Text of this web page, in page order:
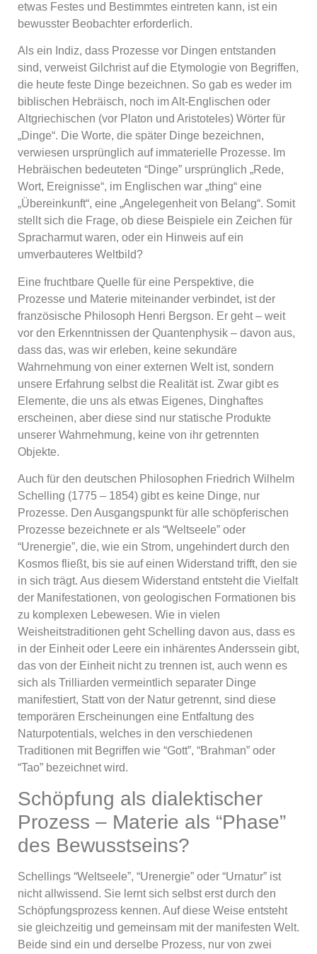
etwas Festes und Bestimmtes eintreten kann, ist ein
bewusster Beobachter erforderlich.
Als ein Indiz, dass Prozesse vor Dingen entstanden
sind, verweist Gilchrist auf die Etymologie von Begriffen,
die heute feste Dinge bezeichnen. So gab es weder im
biblischen Hebräisch, noch im Alt-Englischen oder
Altgriechischen (vor Platon und Aristoteles) Wörter für
„Dinge“. Die Worte, die später Dinge bezeichnen,
verwiesen ursprünglich auf immaterielle Prozesse. Im
Hebräischen bedeuteten “Dinge” ursprünglich „Rede,
Wort, Ereignisse“, im Englischen war „thing“ eine
„Übereinkunft“, eine „Angelegenheit von Belang“. Somit
stellt sich die Frage, ob diese Beispiele ein Zeichen für
Spracharmut waren, oder ein Hinweis auf ein
umverbauteres Weltbild?
Eine fruchtbare Quelle für eine Perspektive, die
Prozesse und Materie miteinander verbindet, ist der
französische Philosoph Henri Bergson. Er geht – weit
vor den Erkenntnissen der Quantenphysik – davon aus,
dass das, was wir erleben, keine sekundäre
Wahrnehmung von einer externen Welt ist, sondern
unsere Erfahrung selbst die Realität ist. Zwar gibt es
Elemente, die uns als etwas Eigenes, Dinghaftes
erscheinen, aber diese sind nur statische Produkte
unserer Wahrnehmung, keine von ihr getrennten
Objekte.
Auch für den deutschen Philosophen Friedrich Wilhelm
Schelling (1775 – 1854) gibt es keine Dinge, nur
Prozesse. Den Ausgangspunkt für alle schöpferischen
Prozesse bezeichnete er als “Weltseele” oder
“Urenergie”, die, wie ein Strom, ungehindert durch den
Kosmos fließt, bis sie auf einen Widerstand trifft, den sie
in sich trägt. Aus diesem Widerstand entsteht die Vielfalt
der Manifestationen, von geologischen Formationen bis
zu komplexen Lebewesen. Wie in vielen
Weisheitstraditionen geht Schelling davon aus, dass es
in der Einheit oder Leere ein inhärentes Anderssein gibt,
das von der Einheit nicht zu trennen ist, auch wenn es
sich als Trilliarden vermeintlich separater Dinge
manifestiert, Statt von der Natur getrennt, sind diese
temporären Erscheinungen eine Entfaltung des
Naturpotentials, welches in den verschiedenen
Traditionen mit Begriffen wie “Gott”, “Brahman” oder
“Tao” bezeichnet wird.
Schöpfung als dialektischer
Prozess – Materie als “Phase”
des Bewusstseins?
Schellings “Weltseele”, “Urenergie” oder “Urnatur” ist
nicht allwissend. Sie lernt sich selbst erst durch den
Schöpfungsprozess kennen. Auf diese Weise entsteht
sie gleichzeitig und gemeinsam mit der manifesten Welt.
Beide sind ein und derselbe Prozess, nur von zwei